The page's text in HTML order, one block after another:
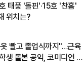
태풍 '돌핀'·15호 '찬홈'
위치는?
빨고 졸업식까지"…근육
생 돌본 공익, 코미디언 김